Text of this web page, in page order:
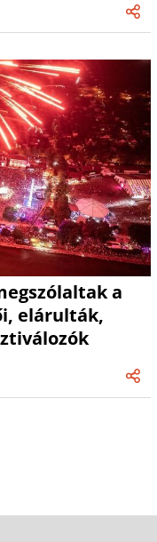
a
elárulták,